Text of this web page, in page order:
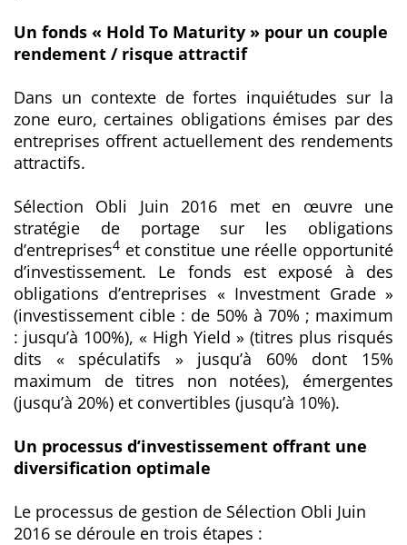
Un fonds « Hold To Maturity » pour un couple
rendement / risque attractif
Dans un contexte de fortes inquiétudes sur la
zone euro, certaines obligations émises par des
entreprises offrent actuellement des rendements
attractifs.
Sélection Obli Juin 2016 met en œuvre une
stratégie de portage sur les obligations
d’entreprises4 et constitue une réelle opportunité
d’investissement. Le fonds est exposé à des
obligations d’entreprises « Investment Grade »
(investissement cible : de 50% à 70% ; maximum
: jusqu’à 100%), « High Yield » (titres plus risqués
dits « spéculatifs » jusqu’à 60% dont 15%
maximum de titres non notées), émergentes
(jusqu’à 20%) et convertibles (jusqu’à 10%).
Un processus d’investissement offrant une
diversification optimale
Le processus de gestion de Sélection Obli Juin
2016 se déroule en trois étapes :